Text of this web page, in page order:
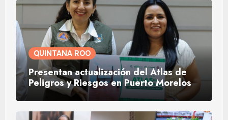
QUINTANA ROO
Presentan actualización del Atlas de
Peligros y Riesgos en Puerto Morelos